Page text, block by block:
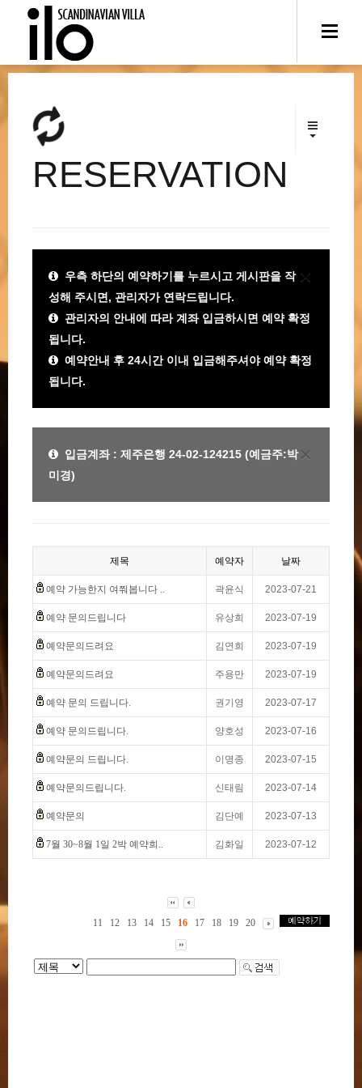
RESERVATION
×
우측 하단의 예약하기를 누르시고 게시판을 작
성해 주시면, 관리자가 연락드립니다.
관리자의 안내에 따라 계좌 입금하시면 예약 확정
됩니다.
예약안내 후 24시간 이내 입금해주셔야 예약 확정
됩니다.
×
입금계좌 : 제주은행 24-02-124215 (예금주:박
미경)
제목 예약자 날짜
예약 가능한지 여쭤봅니다 .. 곽윤식 2023-07-21
예약 문의드립니다 유상희 2023-07-19
예약문의드려요 김연희 2023-07-19
예약문의드려요 주용만 2023-07-19
예약 문의 드립니다. 권기영 2023-07-17
예약 문의드립니다. 양호성 2023-07-16
예약문의 드립니다. 이명종 2023-07-15
예약문의드립니다. 신태림 2023-07-14
예약문의 김단예 2023-07-13
7월 30~8월 1일 2박 예약희.. 김화일 2023-07-12
11 12 13 14 15 16 17 18 19 20